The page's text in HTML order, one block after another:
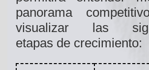
panorama
visualizar las
etapas de crecimiento: